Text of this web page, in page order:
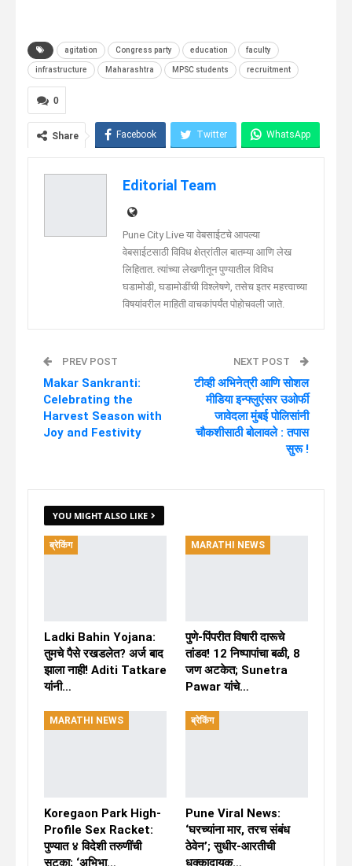
agitation Congress party education faculty
infrastructure Maharashtra MPSC students recruitment
0
Share Facebook Twitter WhatsApp
Editorial Team
Pune City Live या वेबसाईटचे आपल्या
वेबसाईटसाठी विविध क्षेत्रांतील बातम्या आणि लेख
लिहितात. त्यांच्या लेखणीतून पुण्यातील विविध
घडामोडी, घडामोडींची विश्लेषणे, तसेच इतर महत्त्वाच्या
विषयांवरील माहिती वाचकांपर्यंत पोहोचवली जाते.
PREV POST
Makar Sankranti:
Celebrating the
Harvest Season with
Joy and Festivity
NEXT POST
टीव्ही अभिनेत्री आणि सोशल
मीडिया इन्फ्लुएंसर उओर्फी
जावेदला मुंबई पोलिसांनी
चौकशीसाठी बोलावले : तपास
सुरू !
YOU MIGHT ALSO LIKE
ब्रेकिंग
Ladki Bahin Yojana:
तुमचे पैसे रखडलेत? अर्ज बाद
झाला नाही! Aditi Tatkare
यांनी…
MARATHI NEWS
पुणे-पिंपरीत विषारी दारूचे
तांडव! 12 निष्पापांचा बळी, 8
जण अटकेत; Sunetra
Pawar यांचे…
MARATHI NEWS
Koregaon Park High-
Profile Sex Racket:
पुण्यात ४ विदेशी तरुणींची
सुटका; ‘अभिभा…
ब्रेकिंग
Pune Viral News:
‘घरच्यांना मार, तरच संबंध
ठेवेन’; सुधीर-आरतीची
धक्कादायक…